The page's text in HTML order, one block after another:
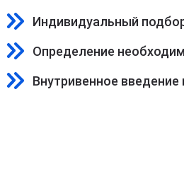
Индивидуальный
Определение
Внутривенное введение